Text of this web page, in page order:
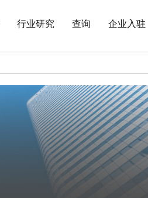
行业研究 查询 企业入驻